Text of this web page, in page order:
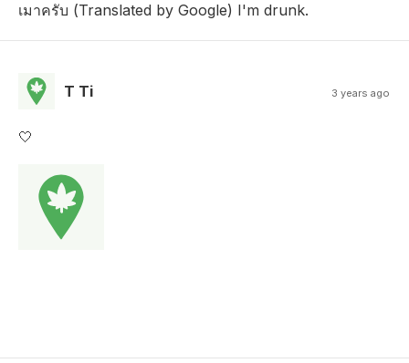
เมาครับ (Translated by Google) I'm drunk.
T Ti 3 years ago
🤍